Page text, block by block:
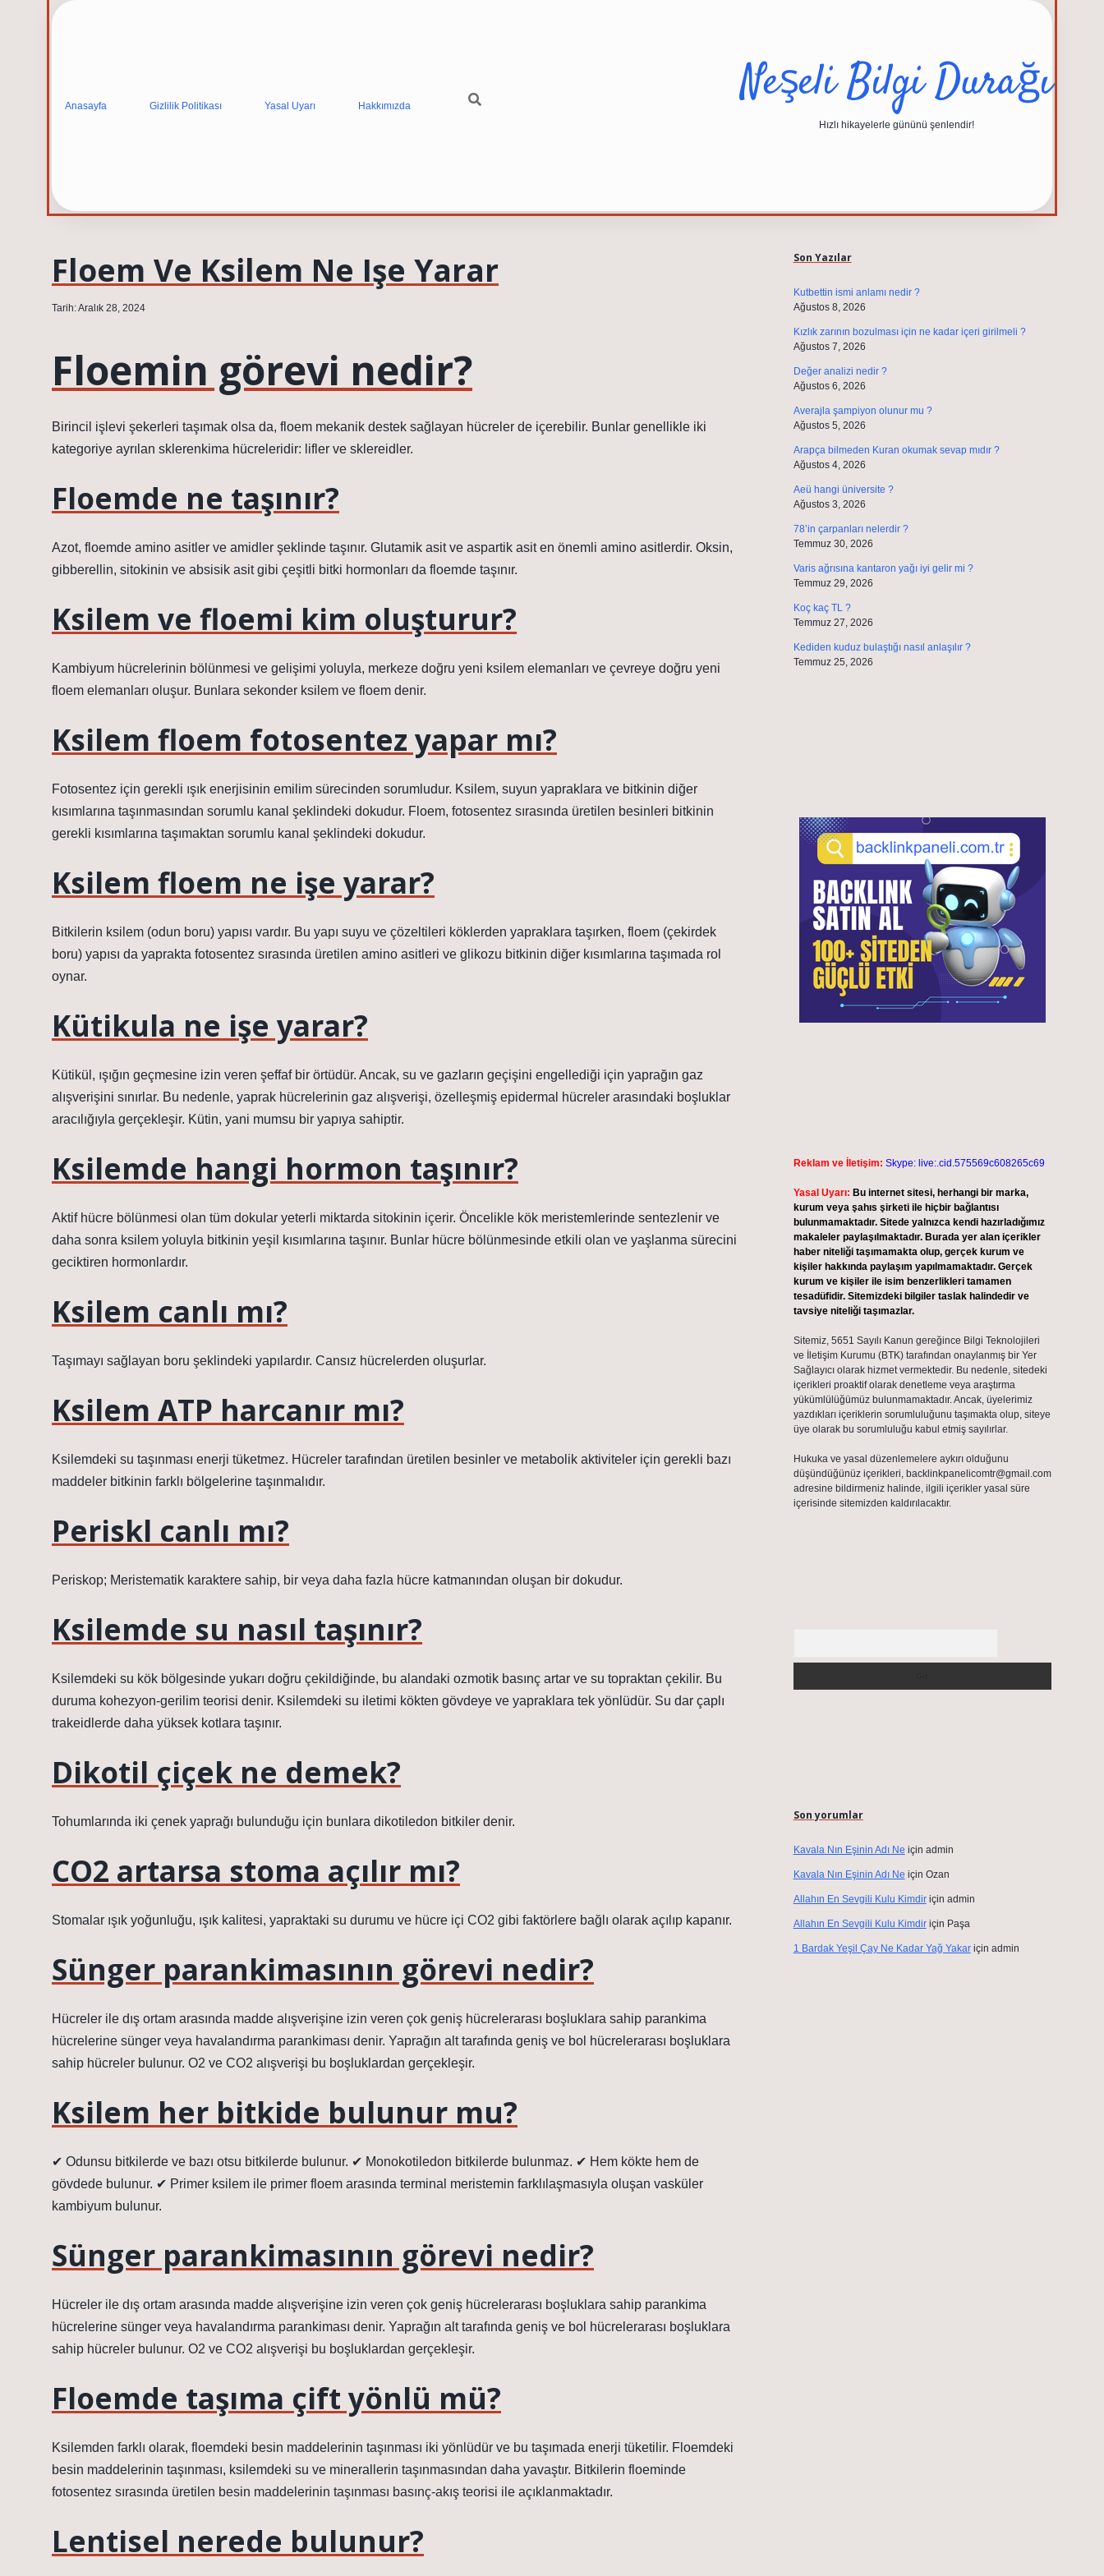
Anasayfa Gizlilik Politikası Yasal Uyarı Hakkımızda Neşeli Bilgi Durağı
Hızlı hikayelerle gününü şenlendir!
Floem Ve Ksilem Ne Işe Yarar
Tarih: Aralık 28, 2024
Floemin görevi nedir?
Birincil işlevi şekerleri taşımak olsa da, floem mekanik destek sağlayan hücreler de içerebilir. Bunlar genellikle iki
kategoriye ayrılan sklerenkima hücreleridir: lifler ve sklereidler.
Floemde ne taşınır?
Azot, floemde amino asitler ve amidler şeklinde taşınır. Glutamik asit ve aspartik asit en önemli amino asitlerdir. Oksin,
gibberellin, sitokinin ve absisik asit gibi çeşitli bitki hormonları da floemde taşınır.
Ksilem ve floemi kim oluşturur?
Kambiyum hücrelerinin bölünmesi ve gelişimi yoluyla, merkeze doğru yeni ksilem elemanları ve çevreye doğru yeni
floem elemanları oluşur. Bunlara sekonder ksilem ve floem denir.
Ksilem floem fotosentez yapar mı?
Fotosentez için gerekli ışık enerjisinin emilim sürecinden sorumludur. Ksilem, suyun yapraklara ve bitkinin diğer
kısımlarına taşınmasından sorumlu kanal şeklindeki dokudur. Floem, fotosentez sırasında üretilen besinleri bitkinin
gerekli kısımlarına taşımaktan sorumlu kanal şeklindeki dokudur.
Ksilem floem ne işe yarar?
Bitkilerin ksilem (odun boru) yapısı vardır. Bu yapı suyu ve çözeltileri köklerden yapraklara taşırken, floem (çekirdek
boru) yapısı da yaprakta fotosentez sırasında üretilen amino asitleri ve glikozu bitkinin diğer kısımlarına taşımada rol
oynar.
Kütikula ne işe yarar?
Kütikül, ışığın geçmesine izin veren şeffaf bir örtüdür. Ancak, su ve gazların geçişini engellediği için yaprağın gaz
alışverişini sınırlar. Bu nedenle, yaprak hücrelerinin gaz alışverişi, özelleşmiş epidermal hücreler arasındaki boşluklar
aracılığıyla gerçekleşir. Kütin, yani mumsu bir yapıya sahiptir.
Ksilemde hangi hormon taşınır?
Aktif hücre bölünmesi olan tüm dokular yeterli miktarda sitokinin içerir. Öncelikle kök meristemlerinde sentezlenir ve
daha sonra ksilem yoluyla bitkinin yeşil kısımlarına taşınır. Bunlar hücre bölünmesinde etkili olan ve yaşlanma sürecini
geciktiren hormonlardır.
Ksilem canlı mı?
Taşımayı sağlayan boru şeklindeki yapılardır. Cansız hücrelerden oluşurlar.
Ksilem ATP harcanır mı?
Ksilemdeki su taşınması enerji tüketmez. Hücreler tarafından üretilen besinler ve metabolik aktiviteler için gerekli bazı
maddeler bitkinin farklı bölgelerine taşınmalıdır.
Periskl canlı mı?
Periskop; Meristematik karaktere sahip, bir veya daha fazla hücre katmanından oluşan bir dokudur.
Ksilemde su nasıl taşınır?
Ksilemdeki su kök bölgesinde yukarı doğru çekildiğinde, bu alandaki ozmotik basınç artar ve su topraktan çekilir. Bu
duruma kohezyon-gerilim teorisi denir. Ksilemdeki su iletimi kökten gövdeye ve yapraklara tek yönlüdür. Su dar çaplı
trakeidlerde daha yüksek kotlara taşınır.
Dikotil çiçek ne demek?
Tohumlarında iki çenek yaprağı bulunduğu için bunlara dikotiledon bitkiler denir.
CO2 artarsa stoma açılır mı?
Stomalar ışık yoğunluğu, ışık kalitesi, yapraktaki su durumu ve hücre içi CO2 gibi faktörlere bağlı olarak açılıp kapanır.
Sünger parankimasının görevi nedir?
Hücreler ile dış ortam arasında madde alışverişine izin veren çok geniş hücrelerarası boşluklara sahip parankima
hücrelerine sünger veya havalandırma parankiması denir. Yaprağın alt tarafında geniş ve bol hücrelerarası boşluklara
sahip hücreler bulunur. O2 ve CO2 alışverişi bu boşluklardan gerçekleşir.
Ksilem her bitkide bulunur mu?
✔ Odunsu bitkilerde ve bazı otsu bitkilerde bulunur. ✔ Monokotiledon bitkilerde bulunmaz. ✔ Hem kökte hem de
gövdede bulunur. ✔ Primer ksilem ile primer floem arasında terminal meristemin farklılaşmasıyla oluşan vasküler
kambiyum bulunur.
Sünger parankimasının görevi nedir?
Hücreler ile dış ortam arasında madde alışverişine izin veren çok geniş hücrelerarası boşluklara sahip parankima
hücrelerine sünger veya havalandırma parankiması denir. Yaprağın alt tarafında geniş ve bol hücrelerarası boşluklara
sahip hücreler bulunur. O2 ve CO2 alışverişi bu boşluklardan gerçekleşir.
Floemde taşıma çift yönlü mü?
Ksilemden farklı olarak, floemdeki besin maddelerinin taşınması iki yönlüdür ve bu taşımada enerji tüketilir. Floemdeki
besin maddelerinin taşınması, ksilemdeki su ve minerallerin taşınmasından daha yavaştır. Bitkilerin floeminde
fotosentez sırasında üretilen besin maddelerinin taşınması basınç-akış teorisi ile açıklanmaktadır.
Lentisel nerede bulunur?
Son Yazılar
Kutbettin ismi anlamı nedir ?
Ağustos 8, 2026
Kızlık zarının bozulması için ne kadar içeri girilmeli ?
Ağustos 7, 2026
Değer analizi nedir ?
Ağustos 6, 2026
Averajla şampiyon olunur mu ?
Ağustos 5, 2026
Arapça bilmeden Kuran okumak sevap mıdır ?
Ağustos 4, 2026
Aeü hangi üniversite ?
Ağustos 3, 2026
78’in çarpanları nelerdir ?
Temmuz 30, 2026
Varis ağrısına kantaron yağı iyi gelir mi ?
Temmuz 29, 2026
Koç kaç TL ?
Temmuz 27, 2026
Kediden kuduz bulaştığı nasıl anlaşılır ?
Temmuz 25, 2026
Reklam ve İletişim: Skype: live:.cid.575569c608265c69
Yasal Uyarı: Bu internet sitesi, herhangi bir marka,
kurum veya şahıs şirketi ile hiçbir bağlantısı
bulunmamaktadır. Sitede yalnızca kendi hazırladığımız
makaleler paylaşılmaktadır. Burada yer alan içerikler
haber niteliği taşımamakta olup, gerçek kurum ve
kişiler hakkında paylaşım yapılmamaktadır. Gerçek
kurum ve kişiler ile isim benzerlikleri tamamen
tesadüfidir. Sitemizdeki bilgiler taslak halindedir ve
tavsiye niteliği taşımazlar.
Sitemiz, 5651 Sayılı Kanun gereğince Bilgi Teknolojileri
ve İletişim Kurumu (BTK) tarafından onaylanmış bir Yer
Sağlayıcı olarak hizmet vermektedir. Bu nedenle, sitedeki
içerikleri proaktif olarak denetleme veya araştırma
yükümlülüğümüz bulunmamaktadır. Ancak, üyelerimiz
yazdıkları içeriklerin sorumluluğunu taşımakta olup, siteye
üye olarak bu sorumluluğu kabul etmiş sayılırlar.
Hukuka ve yasal düzenlemelere aykırı olduğunu
düşündüğünüz içerikleri, backlinkpanelicomtr@gmail.com
adresine bildirmeniz halinde, ilgili içerikler yasal süre
içerisinde sitemizden kaldırılacaktır.
Son yorumlar
Kavala Nın Eşinin Adı Ne için admin
Kavala Nın Eşinin Adı Ne için Ozan
Allahın En Sevgili Kulu Kimdiriçin admin
Allahın En Sevgili Kulu Kimdiriçin Paşa
1 Bardak Yeşil Çay Ne Kadar Yağ Yakariçin admin